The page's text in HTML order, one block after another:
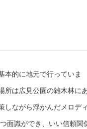
本的に地元で行っていま
所は広見公園の雑木林に
しながら浮かんだメロディ
面識ができ、いい信頼関